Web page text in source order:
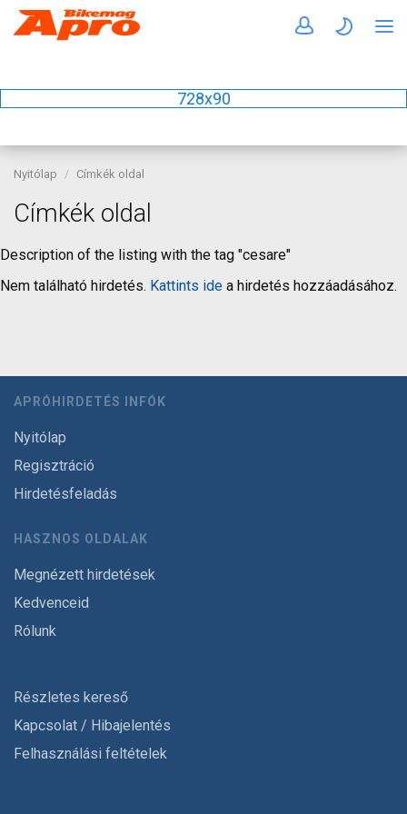
728x90
Nyitólap Címkék oldal
Címkék oldal
Description of the listing with the tag "cesare"
Nem található hirdetés. Kattints ide a hirdetés hozzáadásához.
APRÓHIRDETÉS INFÓK
Nyitólap
Regisztráció
Hirdetésfeladás
HASZNOS OLDALAK
Megnézett hirdetések
Kedvenceid
Rólunk
Részletes kereső
Kapcsolat / Hibajelentés
Felhasználási feltételek